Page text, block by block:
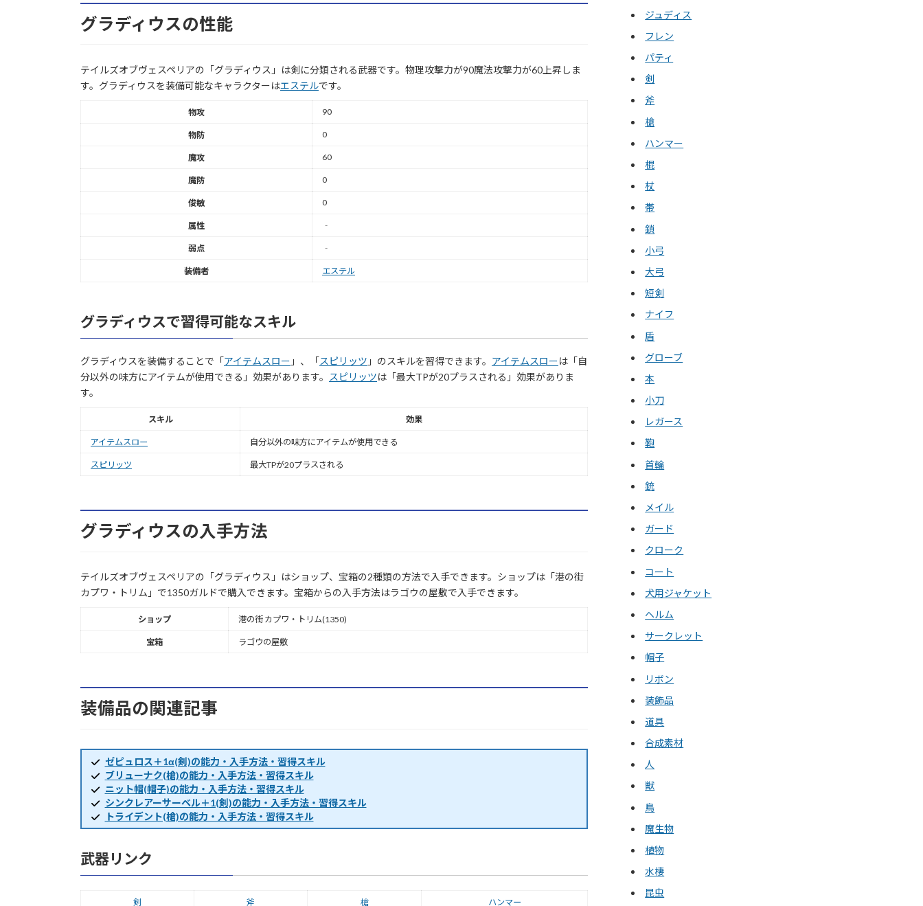
グラディウスの性能
テイルズオブヴェスペリアの「グラディウス」は剣に分類される武器です。物理攻撃力が90魔法攻撃力が60上昇しま
す。グラディウスを装備可能なキャラクターはエステルです。
物攻 90
物防 0
魔攻 60
魔防 0
俊敏 0
属性 ‐
弱点 ‐
装備者 エステル
グラディウスで習得可能なスキル
グラディウスを装備することで「アイテムスロー 」、「スピリッツ 」のスキルを習得できます。 アイテムスローは「自
分以外の味方にアイテムが使用できる」効果があります。
スピリッツは「最大TPが20プラスされる」効果がありま
す。
スキル 効果
アイテムスロー 自分以外の味方にアイテムが使用できる
スピリッツ 最大TPが20プラスされる
グラディウスの入手方法
テイルズオブヴェスペリアの「グラディウス」はショップ、宝箱の2種類の方法で入手できます。ショップは「港の街
カプワ・トリム」で1350ガルドで購入できます。宝箱からの入手方法はラゴウの屋敷で入手できます。
ショップ 港の街 カプワ・トリム(1350)
宝箱 ラゴウの屋敷
装備品の関連記事
ゼピュロス＋1α(剣)の能力・入手方法・習得スキル
ブリューナク(槍)の能力・入手方法・習得スキル
ニット帽(帽子)の能力・入手方法・習得スキル
シンクレアーサーベル＋1(剣)の能力・入手方法・習得スキル
トライデント(槍)の能力・入手方法・習得スキル
武器リンク
剣 斧 槍 ハンマー
ジュディス
フレン
パティ
剣
斧
槍
ハンマー
棍
杖
帯
鎖
小弓
大弓
短剣
ナイフ
盾
グローブ
本
小刀
レガース
鞄
首輪
銃
メイル
ガード
クローク
コート
犬用ジャケット
ヘルム
サークレット
帽子
リボン
装飾品
道具
合成素材
人
獣
鳥
魔生物
植物
水棲
昆虫